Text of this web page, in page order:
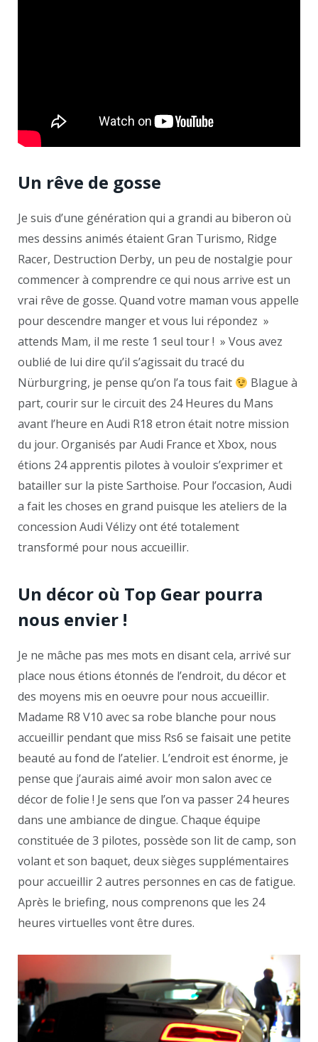
Un rêve de gosse
Je suis d’une génération qui a grandi au biberon où
mes dessins animés étaient Gran Turismo, Ridge
Racer, Destruction Derby, un peu de nostalgie pour
commencer à comprendre ce qui nous arrive est un
vrai rêve de gosse. Quand votre maman vous appelle
pour descendre manger et vous lui répondez »
attends Mam, il me reste 1 seul tour ! » Vous avez
oublié de lui dire qu’il s’agissait du tracé du
Nürburgring, je pense qu’on l’a tous fait
Blague à
part, courir sur le circuit des 24 Heures du Mans
avant l’heure en Audi R18 etron était notre mission
du jour. Organisés par Audi France et Xbox, nous
étions 24 apprentis pilotes à vouloir s’exprimer et
batailler sur la piste Sarthoise. Pour l’occasion, Audi
a fait les choses en grand puisque les ateliers de la
concession Audi Vélizy ont été totalement
transformé pour nous accueillir.
Un décor où Top Gear pourra
nous envier !
Je ne mâche pas mes mots en disant cela, arrivé sur
place nous étions étonnés de l’endroit, du décor et
des moyens mis en oeuvre pour nous accueillir.
Madame R8 V10 avec sa robe blanche pour nous
accueillir pendant que miss Rs6 se faisait une petite
beauté au fond de l’atelier. L’endroit est énorme, je
pense que j’aurais aimé avoir mon salon avec ce
décor de folie ! Je sens que l’on va passer 24 heures
dans une ambiance de dingue. Chaque équipe
constituée de 3 pilotes, possède son lit de camp, son
volant et son baquet, deux sièges supplémentaires
pour accueillir 2 autres personnes en cas de fatigue.
Après le briefing, nous comprenons que les 24
heures virtuelles vont être dures.